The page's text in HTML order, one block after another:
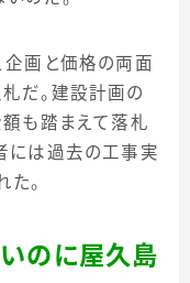
画と価格の両面
だ。建設計画の
額も踏まえて落札
には過去の工事実
。
のに屋久島